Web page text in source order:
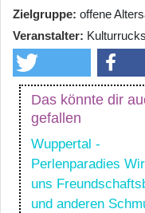
Zielgruppe offene
Veranstalter
Das könnte dir
gefallen
Wuppertal -
Perlenparadies
uns
und anderen